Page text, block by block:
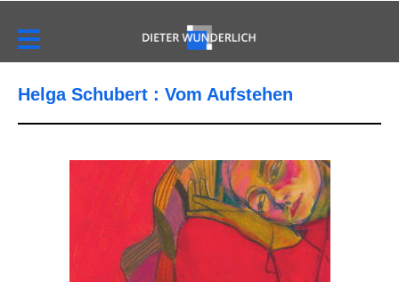
Helga Schubert : Vom Aufstehen